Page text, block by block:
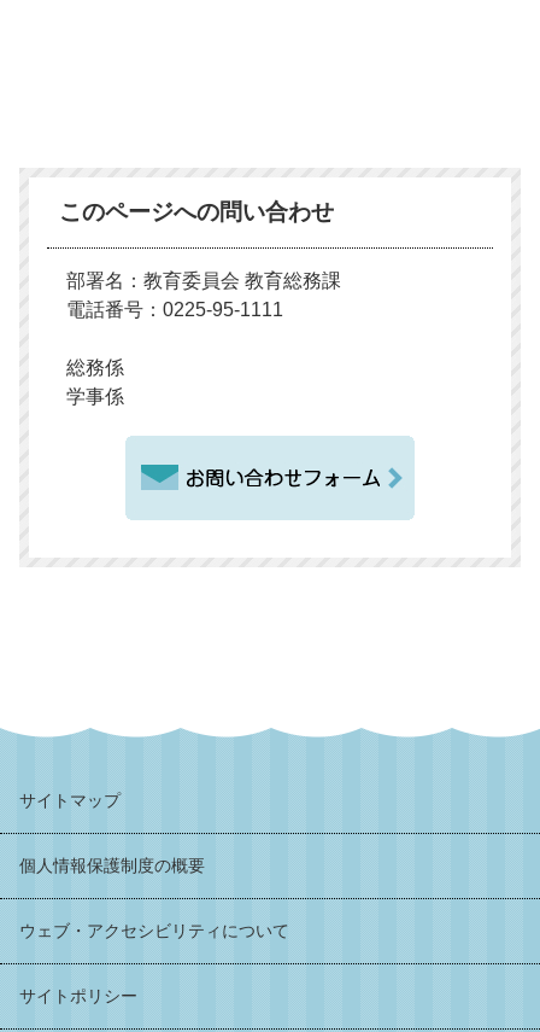
このページへの問い合わせ
部署名：教育委員会 教育総務課
電話番号：0225-95-1111
総務係
学事係
サイトマップ
個人情報保護制度の概要
ウェブ・アクセシビリティについて
サイトポリシー